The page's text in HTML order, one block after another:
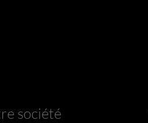
société